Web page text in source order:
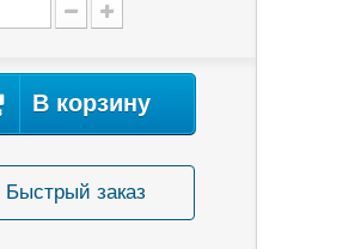
В корзину
Быстрый заказ